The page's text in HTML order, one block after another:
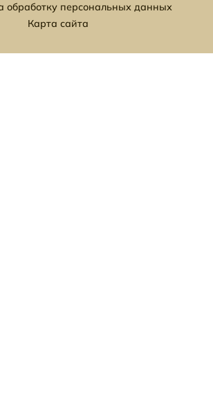
обработку персональных данных
Карта сайта